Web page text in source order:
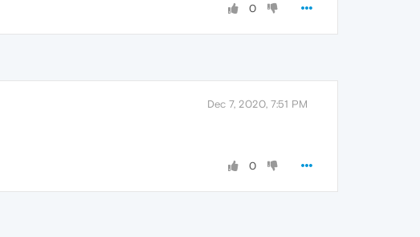
0
Dec 7, 2020, 7:51 PM
0